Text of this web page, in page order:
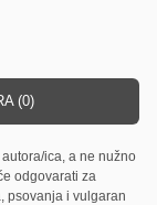
(0)
ica, a ne nužno
odgovarati za
psovanja i vulgaran